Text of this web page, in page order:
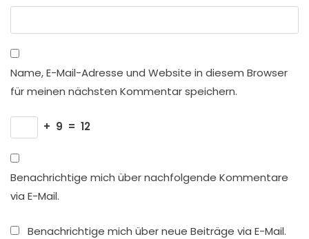
Name, E-Mail-Adresse und Website in diesem Browser
für meinen nächsten Kommentar speichern.
+ 9 = 12
Benachrichtige mich über nachfolgende Kommentare
via E-Mail.
Benachrichtige mich über neue Beiträge via E-Mail.